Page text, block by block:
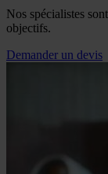
Nos spécialistes
objectifs.
Demander un devis